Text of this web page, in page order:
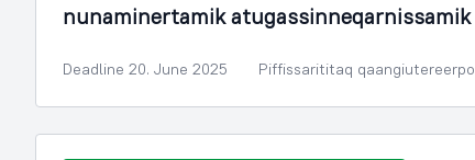
nunaminertamik
Deadline 20. June 2025 Piffissarititaq